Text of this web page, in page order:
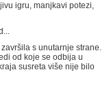
igru, manjkavi potezi,
s unutarnje strane.
od koje se odbija u
susreta više nije bilo